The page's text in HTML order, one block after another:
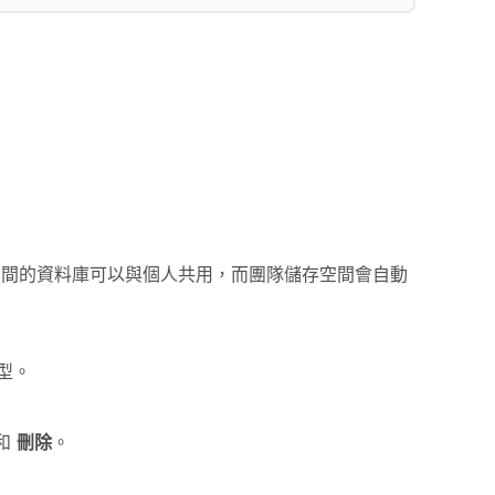
的資料庫可以與個人共用，而團隊儲存空間會自動
。
刪除。